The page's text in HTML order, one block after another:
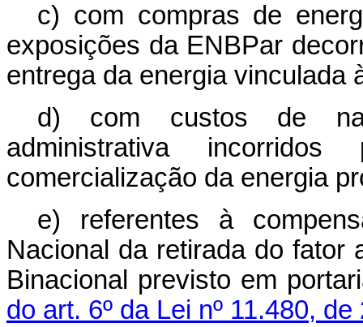
c) com compras de
exposições da ENBPar
entrega da energia vinculada
d) com
custos de
administrativa
incorridos
comercialização da energia
e) referentes à
Nacional da retirada do fator
Binacional previsto em
do art. 6º da Lei nº 11.480, de